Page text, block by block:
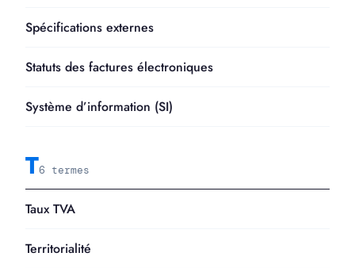
Spécifications externes
Statuts des factures électroniques
Système d’information (SI)
T6 termes
Taux TVA
Territorialité